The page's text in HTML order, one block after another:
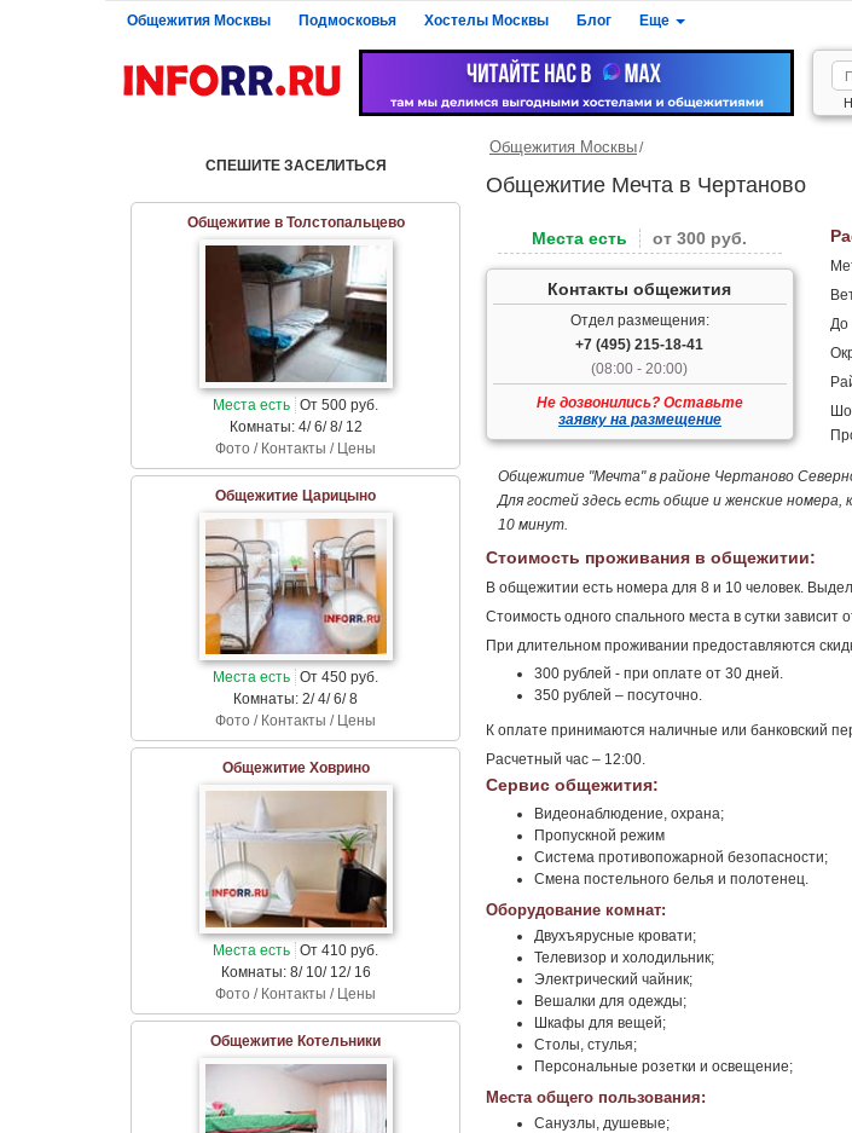
Общежития Москвы Подмосковья Хостелы Москвы Блог Еще
СПЕШИТЕ ЗАСЕЛИТЬСЯ
Общежитие в Толстопальцево
Места есть От 500 руб.
Комнаты: 4/ 6/ 8/ 12
Фото / Контакты / Цены
Общежитие Царицыно
Места есть От 450 руб.
Комнаты: 2/ 4/ 6/ 8
Фото / Контакты / Цены
Общежитие Ховрино
Места есть От 410 руб.
Комнаты: 8/ 10/ 12/ 16
Фото / Контакты / Цены
Общежитие Котельники
Общежития Москвы
Общежитие Мечта в Чертаново
Места есть от 300 руб.
Контакты общежития
Отдел размещения:
+7 (495) 215-18-41
(08:00 - 20:00)
Не дозвонились? Оставьте
заявку на размещение
До
Общежитие "Мечта" в районе Чертаново
Для гостей здесь есть общие и женские номера,
10 минут.
Стоимость проживания в общежитии:
В общежитии есть номера для 8 и 10 человек.
Стоимость одного спального места в сутки зависит
При длительном проживании предоставляются
300 рублей - при оплате от 30 дней.
350 рублей – посуточно.
К оплате принимаются наличные или банковский
Расчетный час – 12:00.
Сервис общежития:
Видеонаблюдение, охрана;
Пропускной режим
Система противопожарной безопасности;
Смена постельного белья и полотенец.
Оборудование комнат:
Двухъярусные кровати;
Телевизор и холодильник;
Электрический чайник;
Вешалки для одежды;
Шкафы для вещей;
Столы, стулья;
Персональные розетки и освещение;
Места общего пользования:
Санузлы, душевые;